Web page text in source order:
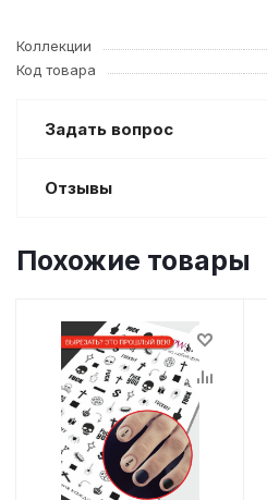
Коллекции
Код товара
Задать вопрос
Отзывы
Похожие товары